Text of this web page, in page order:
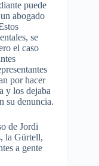
puede
abogado
se
el caso
por hacer
y los dejaba
su denuncia.
de Jordi
la Gürtell,
a gente